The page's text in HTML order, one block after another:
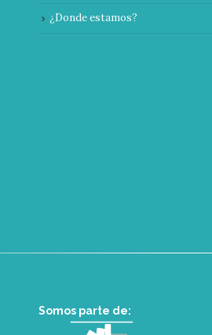
¿Donde estamos?
Somos parte de: